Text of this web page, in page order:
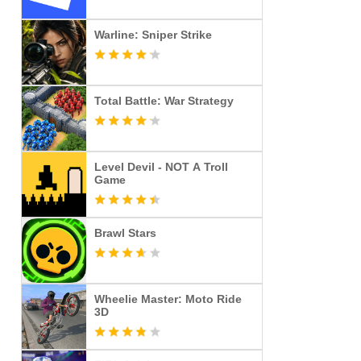
Warline: Sniper Strike
Total Battle: War Strategy
Level Devil - NOT A Troll
Game
Brawl Stars
Wheelie Master: Moto Ride
3D